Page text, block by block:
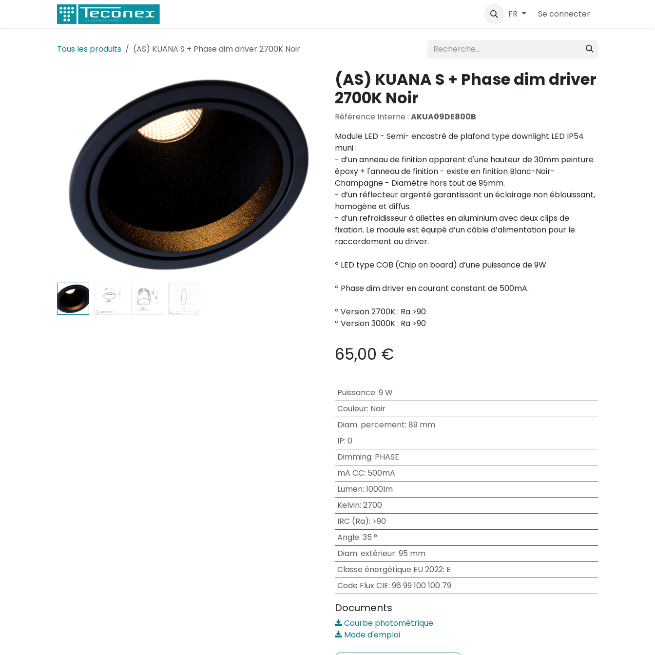
Se rendre au contenu
FR Se connecter
Tous les produits (AS) KUANA S + Phase dim driver 2700K Noir
(AS) KUANA S + Phase dim driver
2700K Noir
Référence Interne : AKUA09DE800B
Module LED - Semi- encastré de plafond type downlight LED IP54
muni :
- d’un anneau de finition apparent d'une hauteur de 30mm peinture
époxy + l'anneau de finition - existe en finition Blanc-Noir-
Champagne - Diamètre hors tout de 95mm.
- d’un réflecteur argenté garantissant un éclairage non éblouissant,
homogène et diffus.
- d’un refroidisseur à ailettes en aluminium avec deux clips de
fixation. Le module est équipé d’un câble d’alimentation pour le
raccordement au driver.
º LED type COB (Chip on board) d’une puissance de 9W.
º Phase dim driver en courant constant de 500mA.
º Version 2700K : Ra >90
º Version 3000K : Ra >90
65,00 €
Puissance: 9 W
Couleur: Noir
Diam. percement: 89 mm
IP: 0
Dimming: PHASE
mA CC: 500mA
Lumen: 1000lm
Kelvin: 2700
IRC (Ra): >90
Angle: 35 °
Diam. extérieur: 95 mm
Classe énergétique EU 2022: E
Code Flux CIE: 96 99 100 100 79
Documents
Courbe photométrique
Mode d'emploi